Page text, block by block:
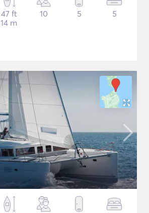
47 ft
14 m
10 5 5